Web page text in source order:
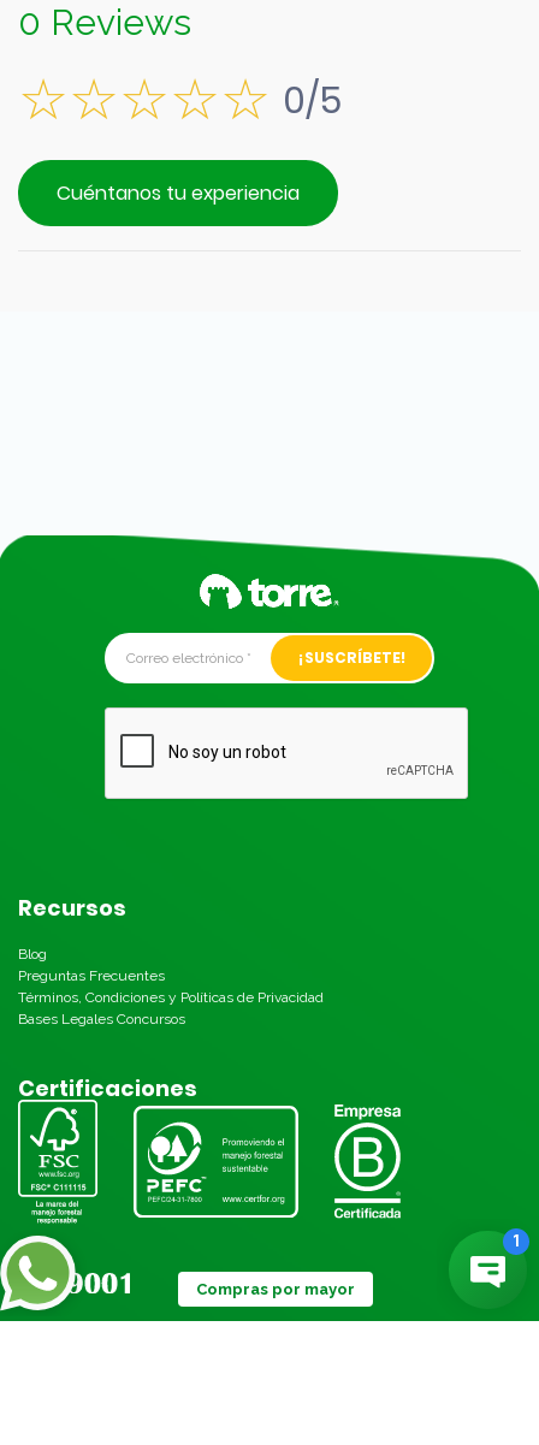
0 Reviews
0/5
Cuéntanos tu experiencia
Alternative:
Recursos
Blog
Preguntas Frecuentes
Términos, Condiciones y Políticas de Privacidad
Bases Legales Concursos
Certificaciones
Compras por mayor